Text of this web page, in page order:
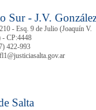
Sur - J.V.
- Esq. 9 de Julio (Joaquín V.
- CP:4448
422-993
Salta